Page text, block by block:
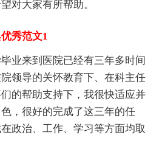
对大家有所帮助。
秀范文1
业来到医院已经有三年多时间
领导的关怀教育下、在科主任
的帮助支持下，我很快适应并
，很好的完成了这三年的任
政治、工作、学习等方面均取